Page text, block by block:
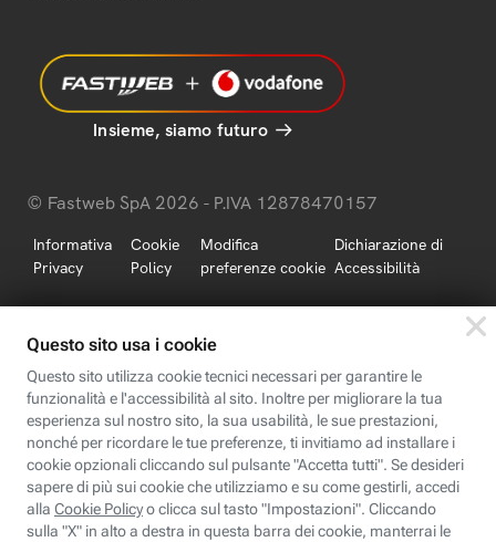
Insieme, siamo futuro
© Fastweb SpA 2026 - P.IVA 12878470157
Informativa
Privacy
Cookie
Policy
Modifica
preferenze cookie
Dichiarazione di
Accessibilità